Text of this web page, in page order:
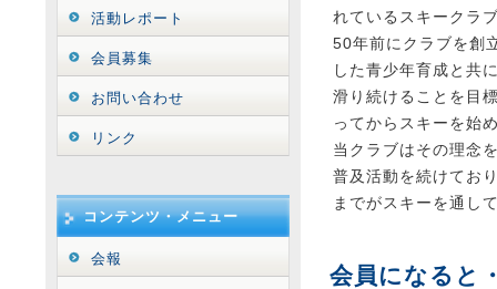
れているスキークラ
50年前にクラブを創
した青少年育成と共
滑り続けることを目
ってからスキーを始
当クラブはその理念
普及活動を続けてお
までがスキーを通し
会員になると
活動レポート
会員募集
お問い合わせ
リンク
コンテンツ・メニュー
会報